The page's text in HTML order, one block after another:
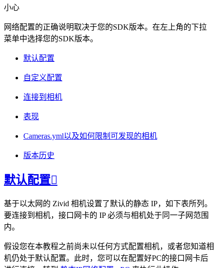
小心
网络配置的正确说明取决于您的SDK版本。在左上角的下拉
菜单中选择您的SDK版本。
默认配置
自定义配置
连接到相机
表现
Cameras.yml以及如何限制可发现的相机
版本历史
默认配置
基于以太网的 Zivid 相机设置了默认的静态 IP，如下表所列。
要连接到相机，接口网卡的 IP 必须与相机处于同一子网范围
内。
假设您在本教程之前尚未以任何方式配置相机，或者您知道相
机仍处于默认配置。此时，您可以在配置好PC的接口网卡后